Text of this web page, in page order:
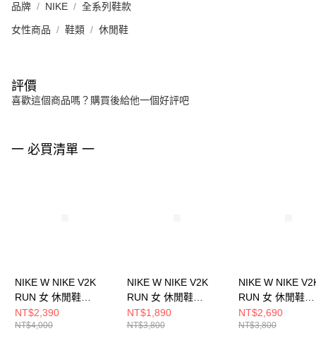
品牌 NIKE 全系列鞋款
女性商品 鞋類 休閒鞋
評價
喜歡這個商品嗎？購買後給他一個好評吧
一 必買清單 一
NIKE W NIKE V2K
RUN 女 休閒鞋
HF5342100
NT$2,390
NT$4,000
NIKE W NIKE V2K
RUN 女 休閒鞋
FD0736005
NT$1,890
NT$3,800
NIKE W NIKE
RUN 女 休閒鞋
FD0736112
NT$2,690
NT$3,800